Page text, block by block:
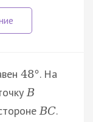
48°. На
B
BC.